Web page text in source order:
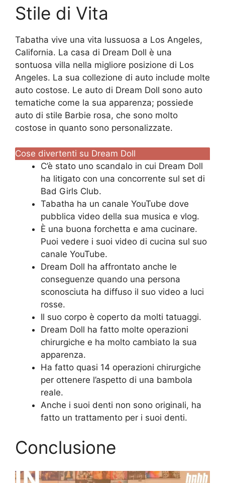
Stile di Vita
Tabatha vive una vita lussuosa a Los Angeles,
California. La casa di Dream Doll è una
sontuosa villa nella migliore posizione di Los
Angeles. La sua collezione di auto include molte
auto costose. Le auto di Dream Doll sono auto
tematiche come la sua apparenza; possiede
auto di stile Barbie rosa, che sono molto
costose in quanto sono personalizzate.
Cose divertenti su Dream Doll
C’è stato uno scandalo in cui Dream Doll
ha litigato con una concorrente sul set di
Bad Girls Club.
Tabatha ha un canale YouTube dove
pubblica video della sua musica e vlog.
È una buona forchetta e ama cucinare.
Puoi vedere i suoi video di cucina sul suo
canale YouTube.
Dream Doll ha affrontato anche le
conseguenze quando una persona
sconosciuta ha diffuso il suo video a luci
rosse.
Il suo corpo è coperto da molti tatuaggi.
Dream Doll ha fatto molte operazioni
chirurgiche e ha molto cambiato la sua
apparenza.
Ha fatto quasi 14 operazioni chirurgiche
per ottenere l’aspetto di una bambola
reale.
Anche i suoi denti non sono originali, ha
fatto un trattamento per i suoi denti.
Conclusione